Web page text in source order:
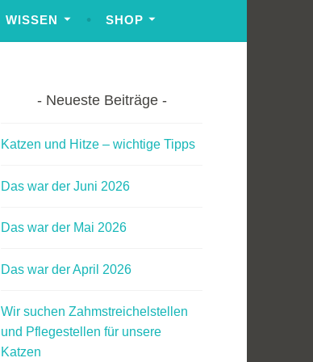
WISSEN SHOP
Neueste Beiträge
Katzen und Hitze – wichtige Tipps
Das war der Juni 2026
Das war der Mai 2026
Das war der April 2026
Wir suchen Zahmstreichelstellen
und Pflegestellen für unsere
Katzen